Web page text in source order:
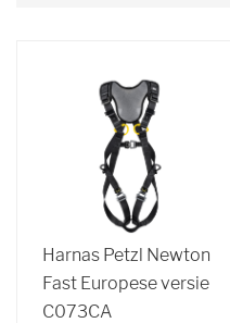
Harnas Petzl Newton
Fast Europese versie
C073CA